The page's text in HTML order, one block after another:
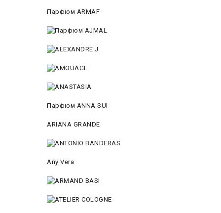
Парфюм ARMAF
Парфюм ANNA SUI
ARIANA GRANDE
Any Vera